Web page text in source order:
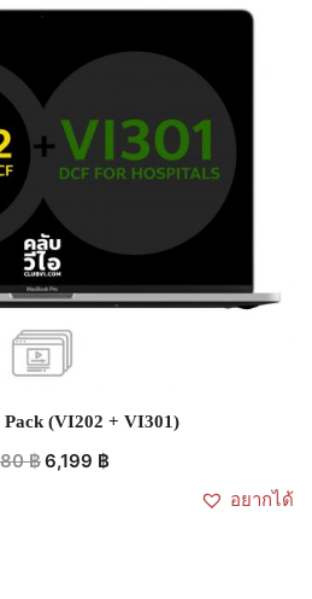
Pack (VI202 + VI301)
฿6,199 ฿
อยากได้